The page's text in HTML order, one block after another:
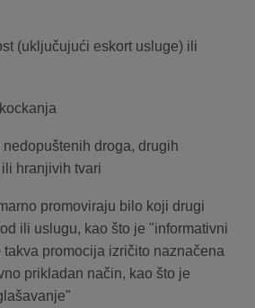
(uključujući eskort usluge) ili
droga, drugih
hranjivih tvari
promoviraju bilo koji drugi
ili uslugu, kao što je "informativni
promocija izričito naznačena
prikladan način, kao što je